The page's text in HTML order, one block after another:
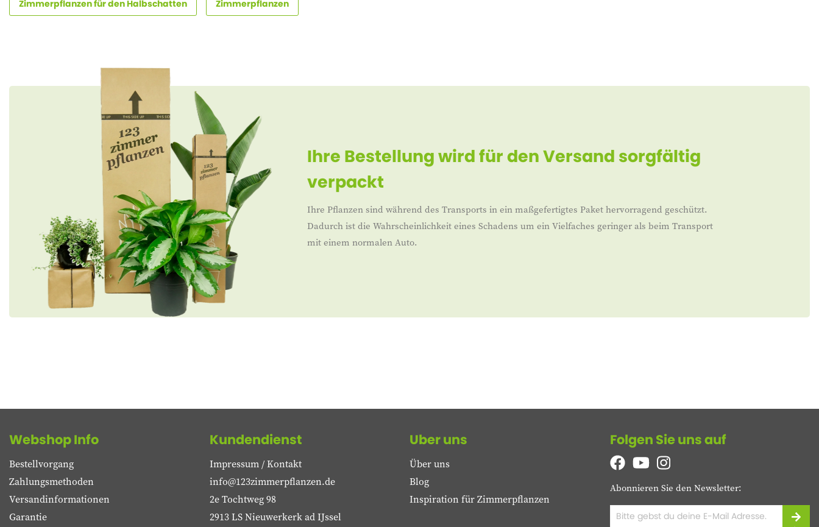
Zimmerpflanzen für den Halbschatten Zimmerpflanzen
Ihre Bestellung wird für den Versand sorgfältig
verpackt
Ihre Pflanzen sind während des Transports in ein maßgefertigtes Paket hervorragend geschützt.
Dadurch ist die Wahrscheinlichkeit eines Schadens um ein Vielfaches geringer als beim Transport
mit einem normalen Auto.
Webshop Info
Bestellvorgang
Zahlungsmethoden
Versandinformationen
Garantie
Kundendienst
Impressum / Kontakt
info@123zimmerpflanzen.de
2e Tochtweg 98
2913 LS Nieuwerkerk ad IJssel
Uber uns
Über uns
Blog
Inspiration für Zimmerpflanzen
Folgen Sie uns auf
Abonnieren Sie den Newsletter: